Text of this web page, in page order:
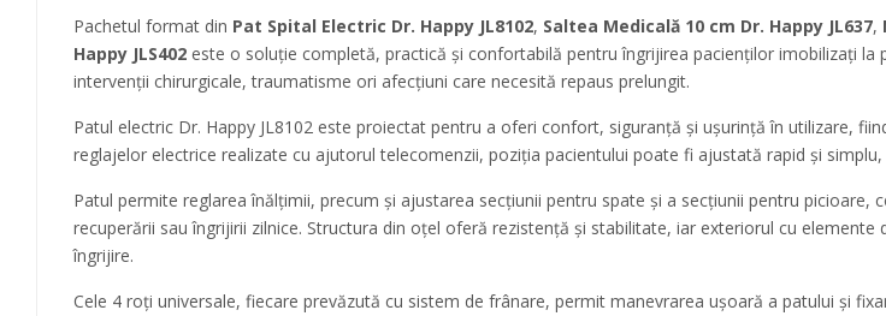
Pachetul format din Pat Spital Electric Dr. Happy JL8102, Saltea Medicală 10 cm Dr. Happy JL637,
Happy JLS402 este o soluție completă, practică și confortabilă pentru îngrijirea pacienților imobilizați
intervenții chirurgicale, traumatisme ori afecțiuni care necesită repaus prelungit.
Patul electric Dr. Happy JL8102 este proiectat pentru a oferi confort, siguranță și ușurință în utilizare,
reglajelor electrice realizate cu ajutorul telecomenzii, poziția pacientului poate fi ajustată rapid și
Patul permite reglarea înălțimii, precum și ajustarea secțiunii pentru spate și a secțiunii pentru
recuperării sau îngrijirii zilnice. Structura din oțel oferă rezistență și stabilitate, iar exteriorul cu
îngrijire.
Cele 4 roți universale, fiecare prevăzută cu sistem de frânare, permit manevrarea ușoară a patului și